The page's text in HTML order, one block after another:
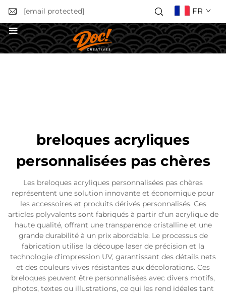
[email protected] FR
breloques acryliques
personnalisées pas chères
Les breloques acryliques personnalisées pas chères
représentent une solution innovante et économique pour
les accessoires et produits dérivés personnalisés. Ces
articles polyvalents sont fabriqués à partir d'un acrylique de
haute qualité, offrant une transparence cristalline et une
grande durabilité à un prix abordable. Le processus de
fabrication utilise la découpe laser de précision et la
technologie d'impression UV, garantissant des détails nets
et des couleurs vives résistantes aux décolorations. Ces
breloques peuvent être personnalisées avec divers motifs,
photos, textes ou illustrations, ce qui les rend idéales tant